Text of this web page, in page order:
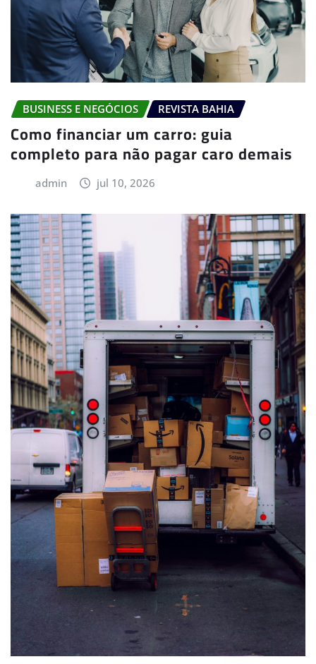
BUSINESS E NEGÓCIOS REVISTA BAHIA
Como financiar um carro: guia
completo para não pagar caro demais
admin jul 10, 2026